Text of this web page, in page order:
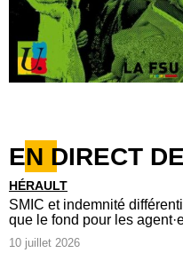
EN DIRECT
HÉRAULT
SMIC et indemnité
que le fond pour les
10 juillet 2026